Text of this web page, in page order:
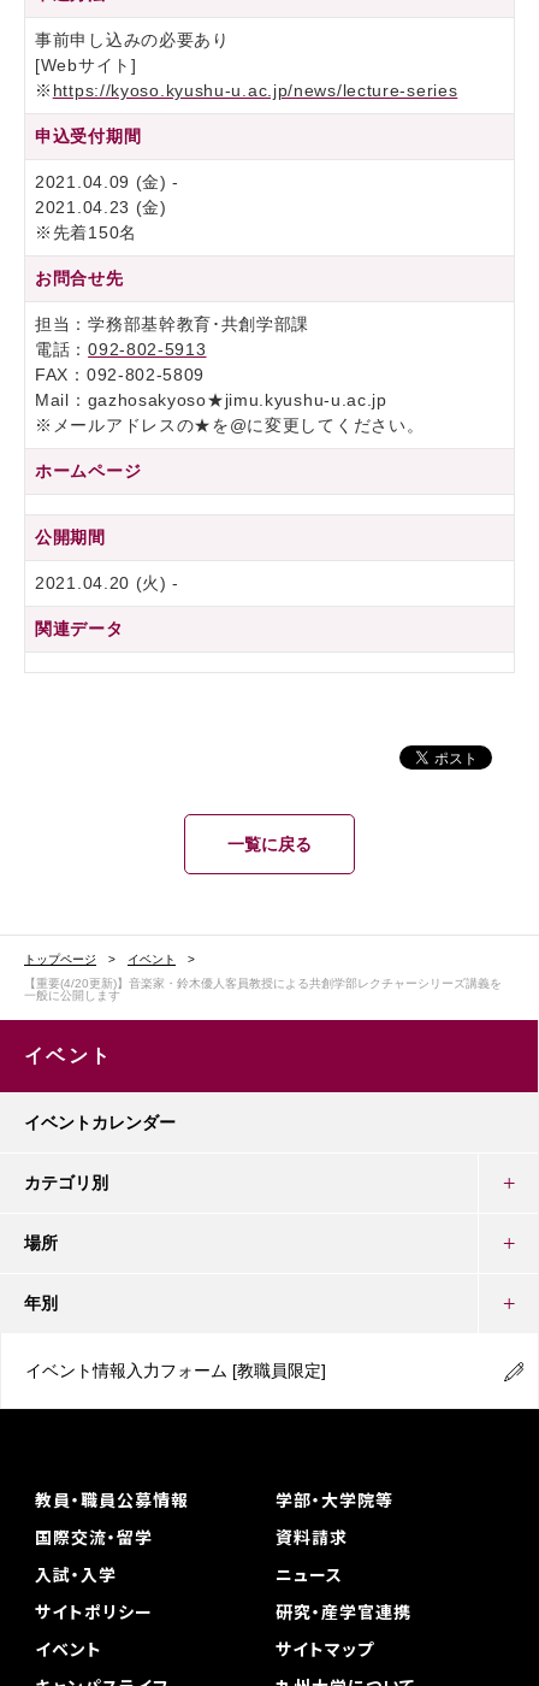
事前申し込みの必要あり
[Webサイト]
※ https://kyoso.kyushu-u.ac.jp/news/lecture-series
申込受付期間
2021.04.09 (金) -
2021.04.23 (金)
※先着150名
お問合せ先
担当：学務部基幹教育･共創学部課
電話：092-802-5913
FAX：092-802-5809
Mail：gazhosakyoso★jimu.kyushu-u.ac.jp
※メールアドレスの★を@に変更してください。
ホームページ
公開期間
2021.04.20 (火) -
関連データ
一覧に戻る
トップページ
イベント
【重要(4/20更新)】音楽家・鈴木優人客員教授による共創学部レクチャーシリーズ講義を
一般に公開します
イベント
イベントカレンダー
カテゴリ別
場所
年別
イベント情報入力フォーム [教職員限定]
教員・職員公募情報
学部・大学院等
国際交流・留学
資料請求
入試・入学
ニュース
サイトポリシー
研究・産学官連携
イベント
サイトマップ